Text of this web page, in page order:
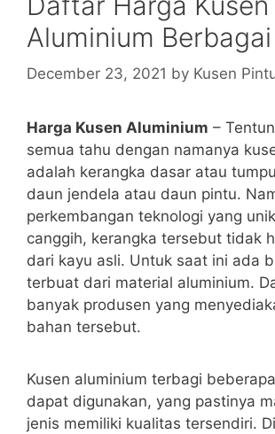
Aluminium
December 23, 2021 by Kusen
Harga Kusen Aluminium –
semua tahu dengan namanya
adalah kerangka dasar atau
daun jendela atau daun pintu.
perkembangan teknologi yang
canggih, kerangka tersebut tidak
dari kayu asli. Untuk saat ini ada
terbuat dari material aluminium.
banyak produsen yang
bahan tersebut.
Kusen aluminium terbagi
dapat digunakan, yang pastinya
jenis memiliki kualitas tersendiri.